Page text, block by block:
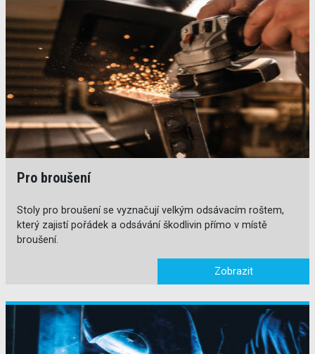
Pro broušení
Stoly pro broušení se vyznačují velkým odsávacím roštem,
který zajistí pořádek a odsávání škodlivin přímo v místě
broušení.
Zobrazit